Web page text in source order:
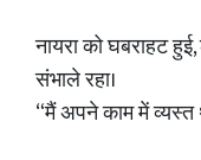
नायरा को घबराहट
संभाले रहा।
“मैं अपने काम में व्यस्त